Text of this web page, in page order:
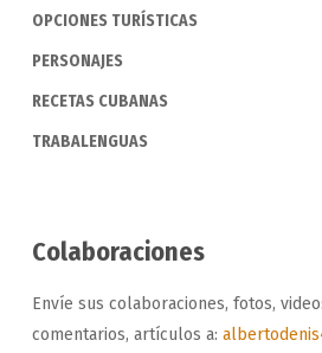
OPCIONES TURÍSTICAS
PERSONAJES
RECETAS CUBANAS
TRABALENGUAS
Colaboraciones
Envíe sus colaboraciones, fotos,
comentarios, artículos a: